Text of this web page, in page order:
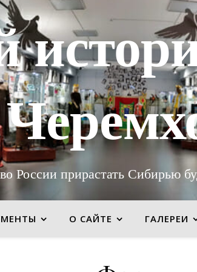
России прирастать Сибирью
О САЙТЕ ГАЛЕРЕИ